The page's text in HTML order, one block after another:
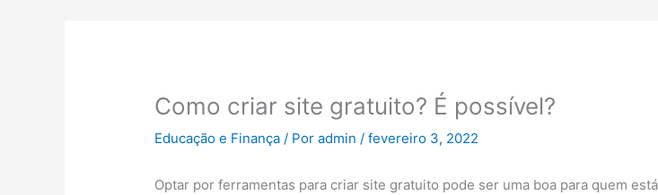
Como criar site gratuito? É possível?
Educação e Finança / Poradmin/fevereiro 3, 2022
Optar por ferramentas para criar site gratuito pode ser uma boa para quem